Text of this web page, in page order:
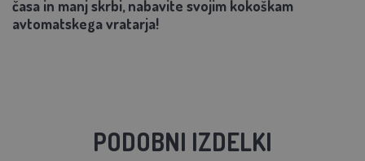
časa in manj skrbi, nabavite svojim kokoškam
avtomatskega vratarja!
PODOBNI IZDELKI